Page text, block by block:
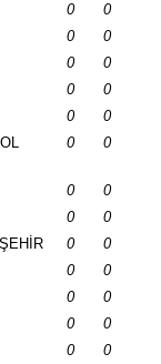
0
0
0
0
0
0
0
0
0
0
0 0
0
0
0
0
0
0
0
0
0
0
0
0
0
0